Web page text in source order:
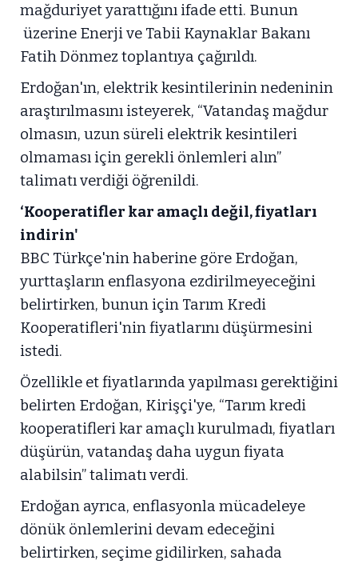
mağduriyet yarattığını ifade etti. Bunun
üzerine Enerji ve Tabii Kaynaklar Bakanı
Fatih Dönmez toplantıya çağırıldı.
Erdoğan'ın, elektrik kesintilerinin nedeninin
araştırılmasını isteyerek, “Vatandaş mağdur
olmasın, uzun süreli elektrik kesintileri
olmaması için gerekli önlemleri alın”
talimatı verdiği öğrenildi.
‘Kooperatifler kar amaçlı değil, fiyatları
indirin'
BBC Türkçe'nin haberine göre Erdoğan,
yurttaşların enflasyona ezdirilmeyeceğini
belirtirken, bunun için Tarım Kredi
Kooperatifleri'nin fiyatlarını düşürmesini
istedi.
Özellikle et fiyatlarında yapılması gerektiğini
belirten Erdoğan, Kirişçi'ye, “Tarım kredi
kooperatifleri kar amaçlı kurulmadı, fiyatları
düşürün, vatandaş daha uygun fiyata
alabilsin” talimatı verdi.
Erdoğan ayrıca, enflasyonla mücadeleye
dönük önlemlerini devam edeceğini
belirtirken, seçime gidilirken, sahada